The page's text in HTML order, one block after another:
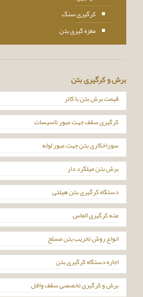
کرگیری سنگ
مغزه گیری بتن
برش و کرگیری بتن
قیمت برش بتن با کاتر
کرگیری سقف جهت عبور تاسیسات
سوراخکاری بتن جهت عبور لوله
برش بتن میلگرد دار
دستگاه کرگیری بتن هیلتی
مته کرگیری الماس
انواع روش تخریب بتن مسلح
اجاره دستگاه کرگیری بتن
برش و کرگیری تخصصی سقف وافل